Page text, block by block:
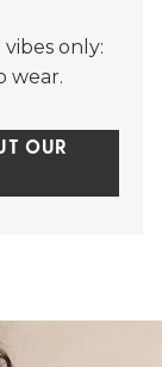
only:
wear.
OUR